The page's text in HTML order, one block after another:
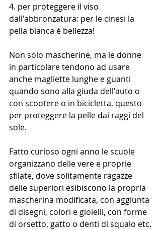
4. per proteggere il viso
dall'abbronzatura: per le cinesi la
pella bianca è bellezza!
Non solo mascherine, ma le donne
in particolare tendono ad usare
anche magliette lunghe e guanti
quando sono alla giuda dell'auto o
con scootere o in bicicletta, questo
per proteggere la pelle dai raggi del
sole.
Fatto curioso ogni anno le scuole
organizzano delle vere e proprie
sfilate, dove solitamente ragazze
delle superiori esibiscono la propria
mascherina modificata, con aggiunta
di disegni, colori e gioielli, con forme
di orsetto, gatto o denti di squalo etc.